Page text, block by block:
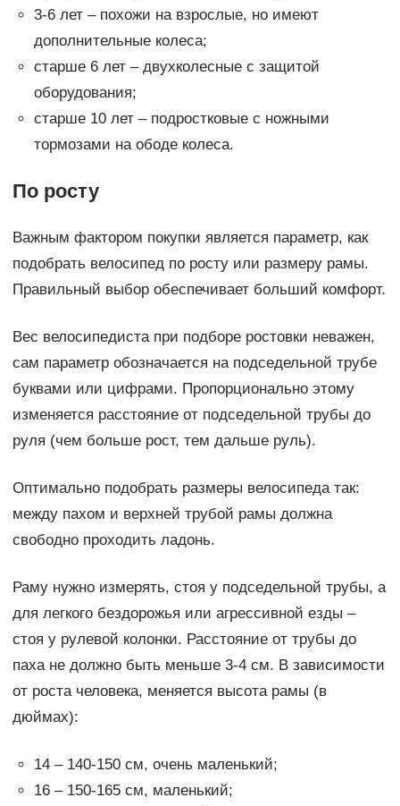
3-6 лет – похожи на взрослые, но имеют
дополнительные колеса;
старше 6 лет – двухколесные с защитой
оборудования;
старше 10 лет – подростковые с ножными
тормозами на ободе колеса.
По росту
Важным фактором покупки является параметр, как
подобрать велосипед по росту или размеру рамы.
Правильный выбор обеспечивает больший комфорт.
Вес велосипедиста при подборе ростовки неважен,
сам параметр обозначается на подседельной трубе
буквами или цифрами. Пропорционально этому
изменяется расстояние от подседельной трубы до
руля (чем больше рост, тем дальше руль).
Оптимально подобрать размеры велосипеда так:
между пахом и верхней трубой рамы должна
свободно проходить ладонь.
Раму нужно измерять, стоя у подседельной трубы, а
для легкого бездорожья или агрессивной езды –
стоя у рулевой колонки. Расстояние от трубы до
паха не должно быть меньше 3-4 см. В зависимости
от роста человека, меняется высота рамы (в
дюймах):
14 – 140-150 см, очень маленький;
16 – 150-165 см, маленький;